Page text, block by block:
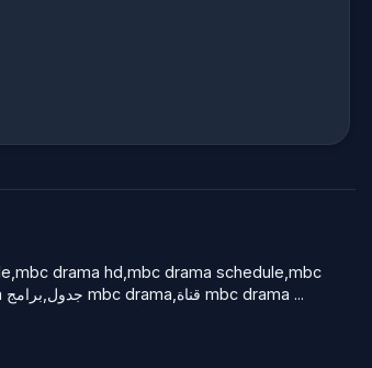
drama بث مباشر,تردد قناة mbc drama على النايل سات,mbc drama مباشر,مواعيد مسلسلات mbc drama,mbc drama ident,mbc drama nilesat,mbc drama جدول,برامج mbc drama,قناة mbc drama ...